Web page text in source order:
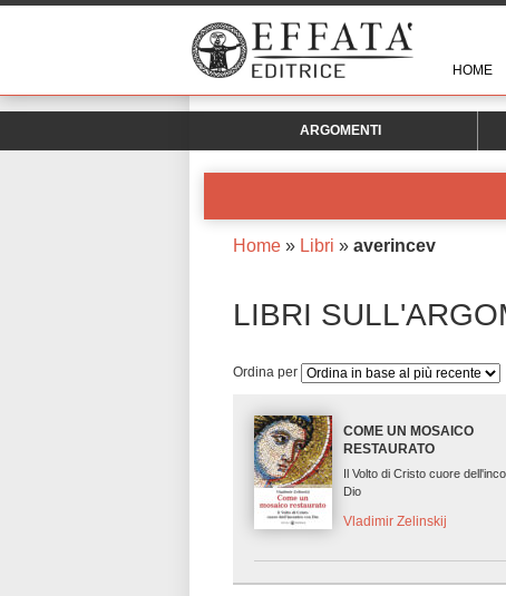
HOME
ARGOMENTI
Home » Libri » averincev
LIBRI
Ordina per
COME UN MOSAICO
RESTAURATO
Il Volto di Cristo cuore
Dio
Vladimir Zelinskij